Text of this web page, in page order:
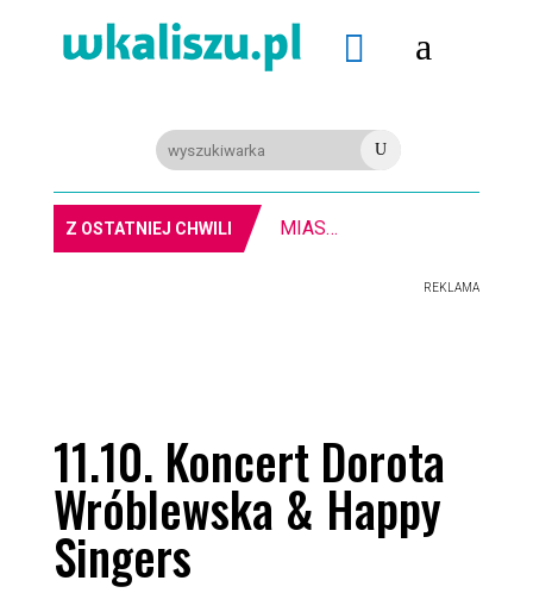
 a
U
Z OSTATNIEJ CHWILI MIASTO. W Kaliszu kręcą film. Zmiany w kursowaniu autobusów KLA
REKLAMA
11.10. Koncert Dorota
Wróblewska & Happy
Singers